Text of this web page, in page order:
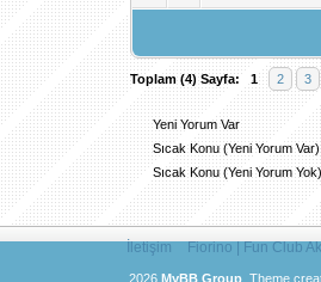
Toplam (4) Sayfa: 1 2 3
Yeni Yorum Var
Sıcak Konu (Yeni Yorum Var)
Sıcak Konu (Yeni Yorum Yok)
İletişim Fiorino | Fun Club
2026 MyBB Group. Theme